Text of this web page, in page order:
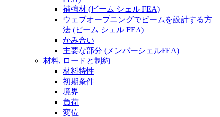
補強材 (ビーム シェル FEA)
ウェブオープニングでビームを設計する方
法 (ビーム シェル FEA)
かみ合い
主要な部分 (メンバーシェルFEA)
材料, ロードと制約
材料特性
初期条件
境界
負荷
変位